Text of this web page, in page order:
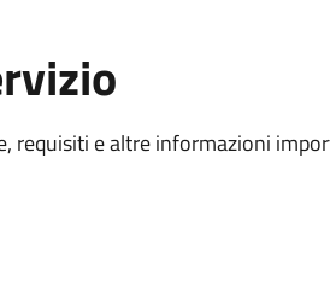
requisiti e altre informazioni